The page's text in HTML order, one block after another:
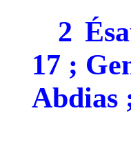
2
17 ;
Abdias